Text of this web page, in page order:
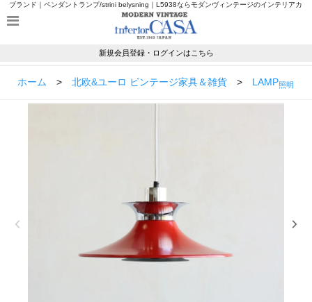
ブランド｜ペンダントランプ/strini belysning｜L5938ならモダンヴィンテージのインテリアカ
新規会員登録・ログインはこちら
ホーム > 北欧&ユーロ ビンテージ家具＆雑貨 > LAMP照明